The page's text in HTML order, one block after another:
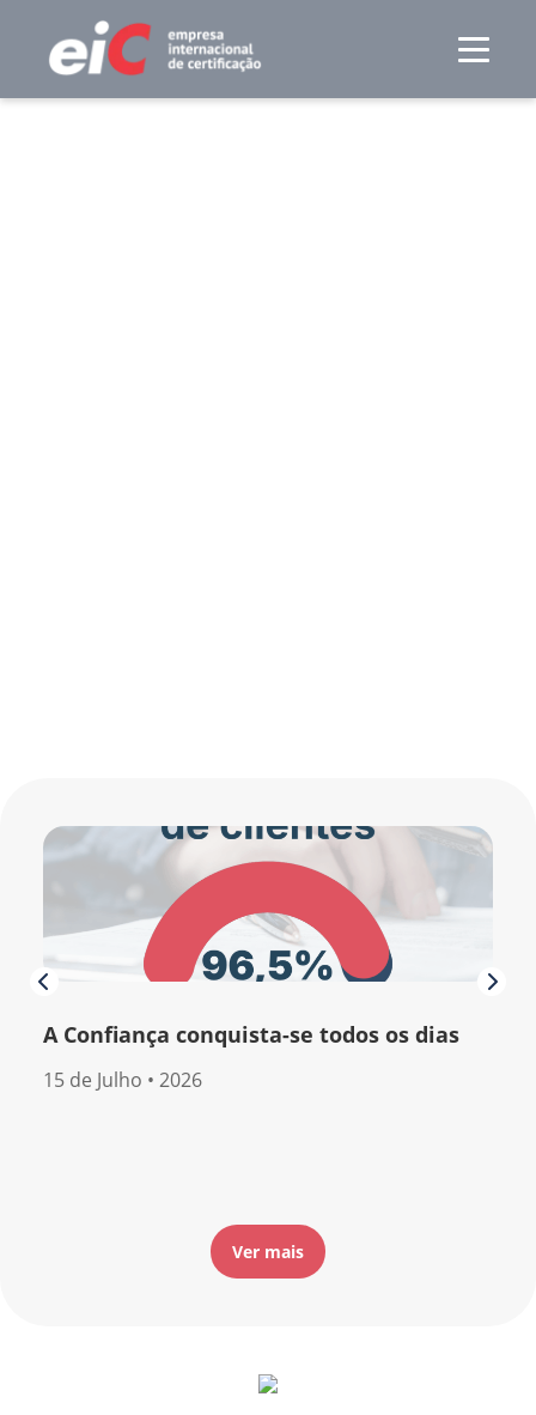
A Confiança conquista-se todos os dias
15 de Julho • 2026
Ver mais